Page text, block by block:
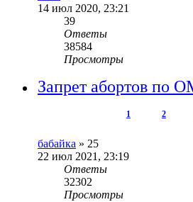
14 июл 2020, 23:21
39
Ответы
38584
Просмотры
Запрет абортов по
1 2
бабайка »
22 июл 2021, 23:19
25
Ответы
32302
Просмотры